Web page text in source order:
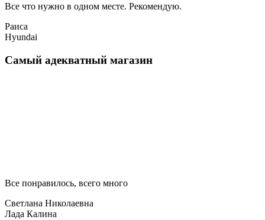
Все что нужно в одном месте. Рекомендую.
Раиса
Hyundai
Самый адекватный магазин
Все понравилось, всего много
Светлана Николаевна
Лада Калина